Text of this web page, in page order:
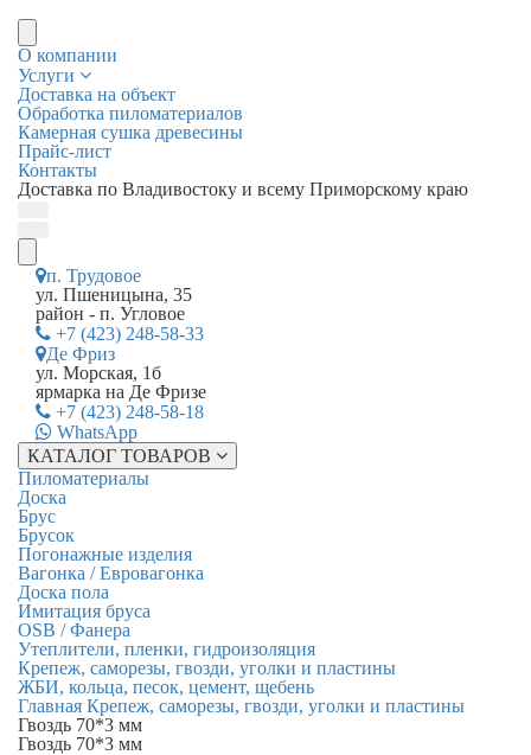
О компании
Услуги
Доставка на объект
Обработка пиломатериалов
Камерная сушка древесины
Прайс-лист
Контакты
Доставка по Владивостоку и всему Приморскому краю
п. Трудовое
ул. Пшеницына, 35
район - п. Угловое
+7 (423) 248-58-33
Де Фриз
ул. Морская, 1б
ярмарка на Де Фризе
+7 (423) 248-58-18
WhatsApp
КАТАЛОГ ТОВАРОВ
Пиломатериалы
Доска
Брус
Брусок
Погонажные изделия
Вагонка / Евровагонка
Доска пола
Имитация бруса
OSB / Фанера
Утеплители, пленки, гидроизоляция
Крепеж, саморезы, гвозди, уголки и пластины
ЖБИ, кольца, песок, цемент, щебень
Главная Крепеж, саморезы, гвозди, уголки и пластины
Гвоздь 70*3 мм
Гвоздь 70*3 мм